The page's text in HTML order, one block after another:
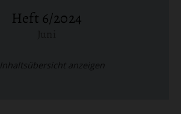
Heft 6/2024
Inhaltsübersicht anzeigen